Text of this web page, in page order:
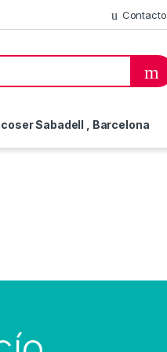
Contacto
Sabadell , Barcelona